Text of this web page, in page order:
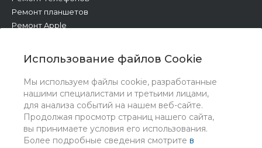
Использование файлов Cookie
Мы используем файлы cookie, разработанные
нашими специалистами и третьими лицами,
для анализа событий на нашем веб-сайте.
Продолжая просмотр страниц нашего сайта,
вы принимаете условия его использования.
Более подробные сведения смотрите в
Ремонт планшетов
Ремонт Apple